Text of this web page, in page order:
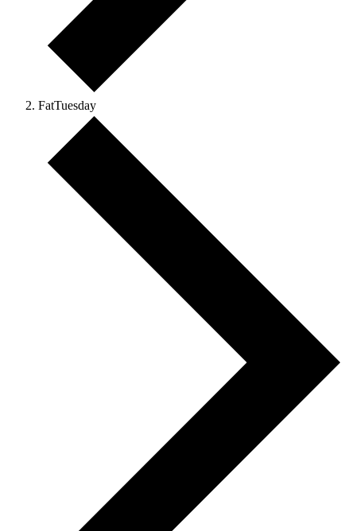
FatTuesday